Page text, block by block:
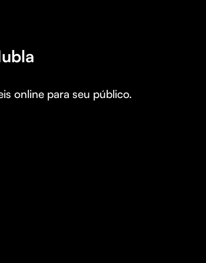
online para seu público.